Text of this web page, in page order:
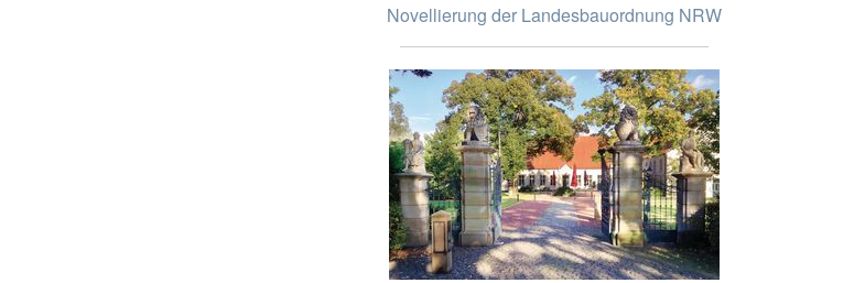
Novellierung der Landesbauordnung NRW